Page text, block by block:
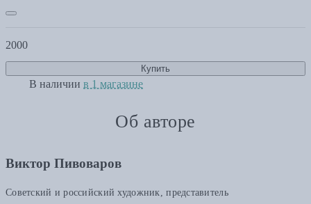
2000
Купить
В наличии в 1 магазине
Об авторе
Виктор Пивоваров
Советский и российский художник, представитель